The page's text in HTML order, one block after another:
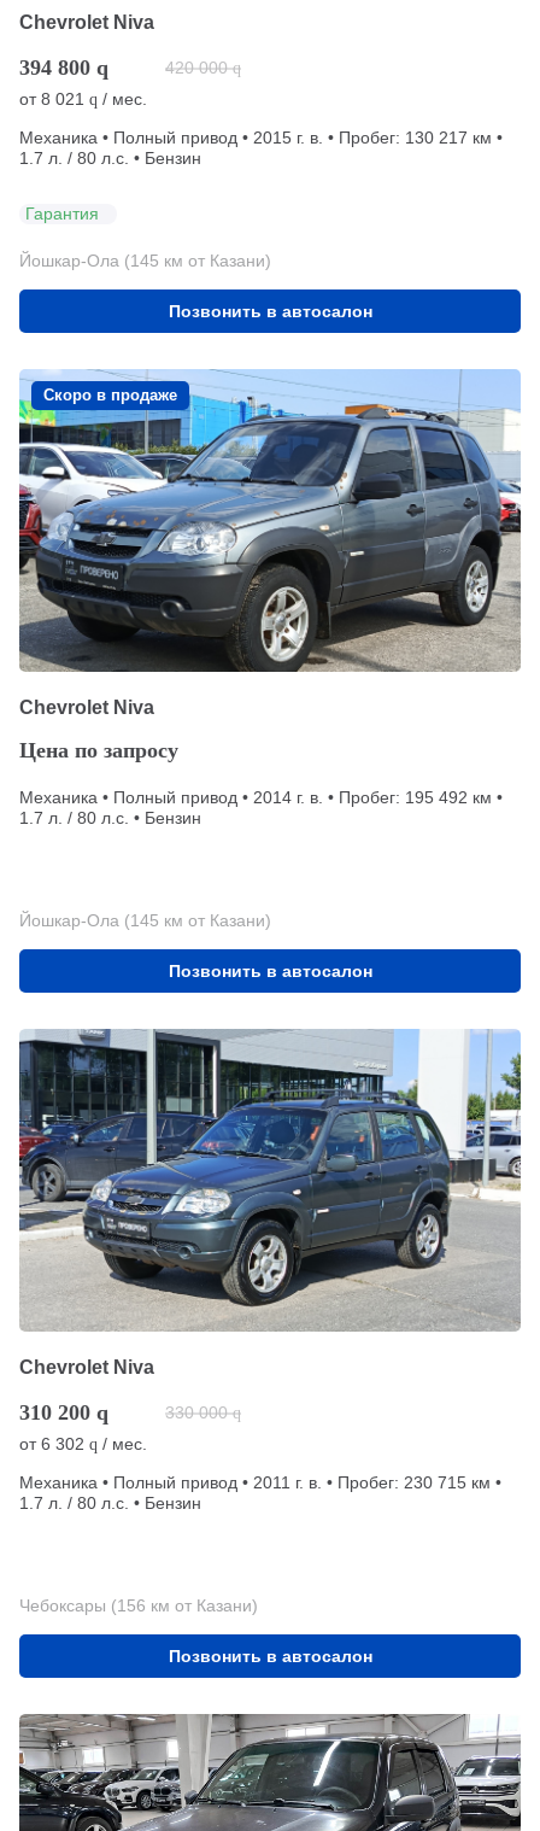
Chevrolet Niva
394 800 q 420 000 q
от8 021 q / мес.
Механика • Полный привод • 2015 г. в. • Пробег: 130 217 км •
1.7 л. / 80 л.с. • Бензин
Гарантия
Йошкар-Ола (145 км от Казани)
Позвонить в автосалон
Скоро в продаже
Chevrolet Niva
Цена по запросу
Механика • Полный привод • 2014 г. в. • Пробег: 195 492 км •
1.7 л. / 80 л.с. • Бензин
Йошкар-Ола (145 км от Казани)
Позвонить в автосалон
Chevrolet Niva
310 200 q 330 000 q
от6 302 q / мес.
Механика • Полный привод • 2011 г. в. • Пробег: 230 715 км •
1.7 л. / 80 л.с. • Бензин
Чебоксары (156 км от Казани)
Позвонить в автосалон